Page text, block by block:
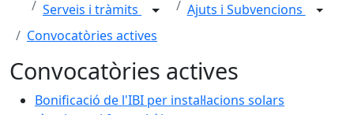
Serveis i tràmits
Ajuts i Subvencions
Convocatòries actives
Convocatòries actives
Bonificació de l'IBI per instal·lacions solars
Bonificació de l'IBI per instal·lacions solars